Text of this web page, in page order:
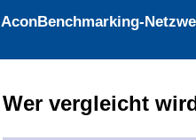
AconBenchmarking-
Wer vergleicht